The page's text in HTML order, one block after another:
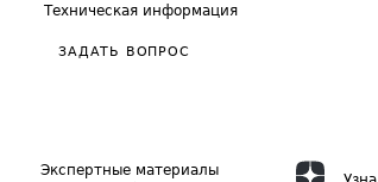
Техническая информация
ЗАДАТЬ ВОПРОС
Экспертные материалы